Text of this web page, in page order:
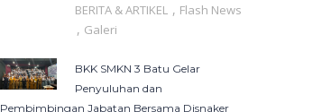
BERITA & ARTIKEL , Flash News
, Galeri
BKK SMKN 3 Batu Gelar
Penyuluhan dan
Pembimbingan Jabatan Bersama Disnaker